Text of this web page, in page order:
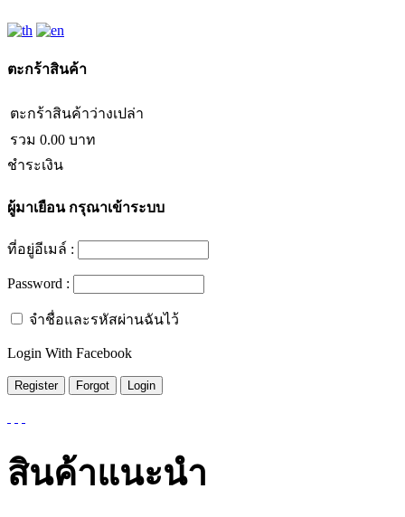
ตะกร้าสินค้า
ตะกร้าสินค้าว่างเปล่า
รวม 0.00 บาท
ชำระเงิน
ผู้มาเยือนกรุณาเข้าระบบ
ที่อยู่อีเมล์ :
Password :
จำชื่อและรหัสผ่านฉันไว้
Login With Facebook
สินค้าแนะนำ